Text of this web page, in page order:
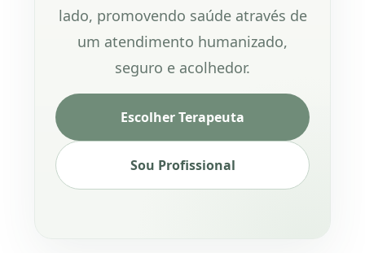
lado, promovendo saúde através de
um atendimento humanizado,
seguro e acolhedor.
Escolher Terapeuta
Sou Profissional